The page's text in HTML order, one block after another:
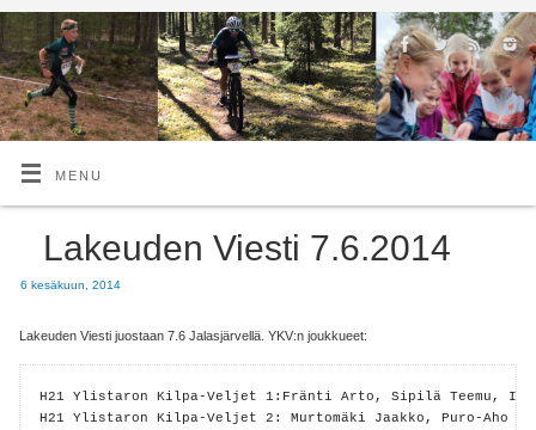
MENU
Lakeuden Viesti 7.6.2014
6 kesäkuun, 2014
Lakeuden Viesti juostaan 7.6 Jalasjärvellä. YKV:n joukkueet:
H21 Ylistaron Kilpa-Veljet 1:Fränti Arto, Sipilä Teemu,
H21 Ylistaron Kilpa-Veljet 2: Murtomäki Jaakko, Puro-Aho